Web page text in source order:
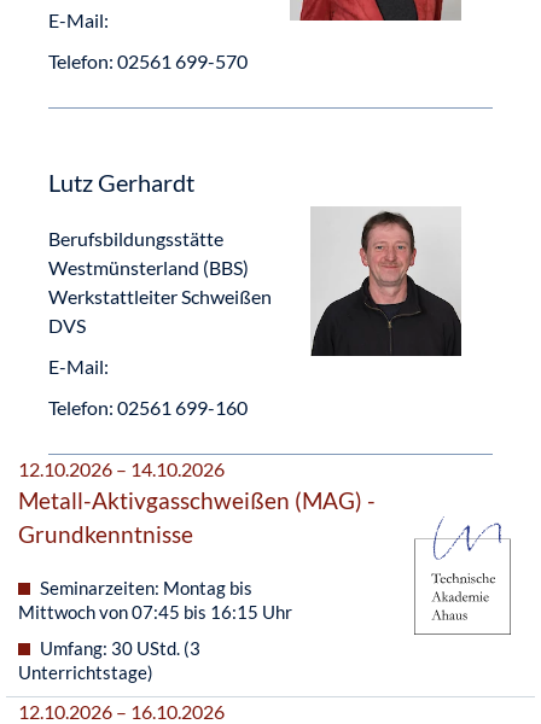
E-Mail:
Telefon: 02561 699-570
Lutz Gerhardt
Berufsbildungsstätte
Westmünsterland (BBS)
Werkstattleiter Schweißen
DVS
E-Mail:
Telefon: 02561 699-160
12.10.2026 – 14.10.2026
Metall-Aktivgasschweißen (MAG) -
Grundkenntnisse
Seminarzeiten: Montag bis
Mittwoch von 07:45 bis 16:15 Uhr
Umfang: 30 UStd. (3
Unterrichtstage)
12.10.2026 – 16.10.2026